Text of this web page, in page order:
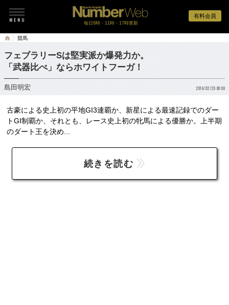
有料会員
毎日6時・11時・17時更新
競馬
フェブラリーSは堅実派か爆発力か。
「武器比べ」ならホワイトフーガ！
島田明宏 2016/02/20 08:00
古豪による史上初の平地GI3連覇か、新星による最速記録でのダー
トGI制覇か、それとも、レース史上初の牝馬による優勝か。上半期
のダート王を決め...
続きを読む